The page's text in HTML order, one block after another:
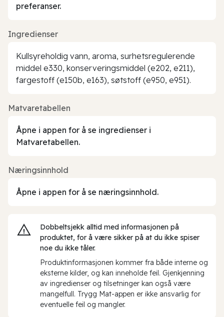
preferanser.
Ingredienser
Kullsyreholdig vann, aroma, surhetsregulerende
middel e330, konserveringsmiddel (e202, e211),
fargestoff (e150b, e163), søtstoff (e950, e951).
Matvaretabellen
Åpne i appen for å se ingredienser i
Matvaretabellen.
Næringsinnhold
Åpne i appen for å se næringsinnhold.
Dobbeltsjekk alltid med informasjonen på
produktet, for å være sikker på at du ikke spiser
noe du ikke tåler.
Produktinformasjonen kommer fra både interne og
eksterne kilder, og kan inneholde feil. Gjenkjenning
av ingredienser og tilsetninger kan også være
mangelfull. Trygg Mat-appen er ikke ansvarlig for
eventuelle feil og mangler.